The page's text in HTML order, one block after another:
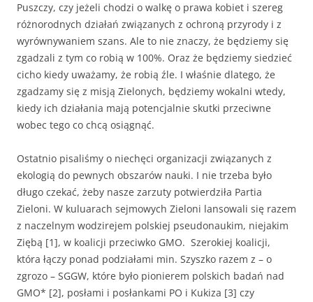
Puszczy, czy jeżeli chodzi o walkę o prawa kobiet i szereg
różnorodnych działań związanych z ochroną przyrody i z
wyrównywaniem szans. Ale to nie znaczy, że będziemy się
zgadzali z tym co robią w 100%. Oraz że będziemy siedzieć
cicho kiedy uważamy, że robią źle. I właśnie dlatego, że
zgadzamy się z misją Zielonych, będziemy wokalni wtedy,
kiedy ich działania mają potencjalnie skutki przeciwne
wobec tego co chcą osiągnąć.
Ostatnio pisaliśmy o niechęci organizacji związanych z
ekologią do pewnych obszarów nauki. I nie trzeba było
długo czekać, żeby nasze zarzuty potwierdziła Partia
Zieloni. W kuluarach sejmowych Zieloni lansowali się razem
z naczelnym wodzirejem polskiej pseudonaukim, niejakim
Ziębą [1], w koalicji przeciwko GMO. Szerokiej koalicji,
która łączy ponad podziałami min. Szyszko razem z – o
zgrozo – SGGW, które było pionierem polskich badań nad
GMO* [2], posłami i posłankami PO i Kukiza [3] czy